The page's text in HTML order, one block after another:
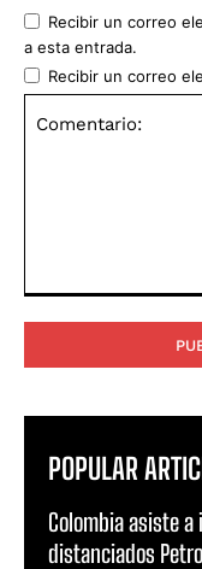
Recibir un correo
a esta entrada.
Recibir un correo
POPULAR
Colombia asiste
distanciados